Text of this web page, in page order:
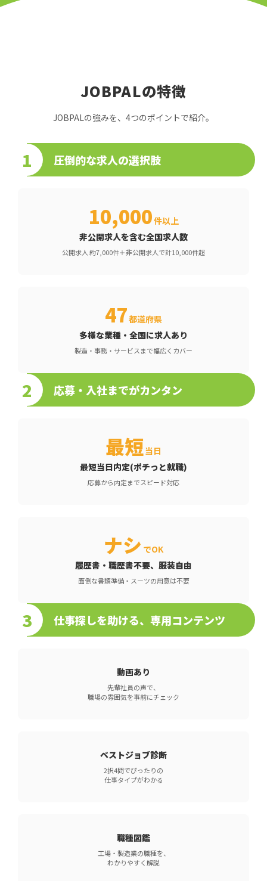
JOBPALの特徴
JOBPALの強みを、4つのポイントで紹介。
1 圧倒的な求人の選択肢
10,000件以上
非公開求人を含む全国求人数
公開求人 約7,000件＋非公開求人で計10,000件超
47都道府県
多様な業種・全国に求人あり
製造・事務・サービスまで幅広くカバー
2 応募・入社までがカンタン
最短当日
最短当日内定(ポチっと就職)
応募から内定までスピード対応
ナシ でOK
履歴書・職歴書不要、服装自由
面倒な書類準備・スーツの用意は不要
3 仕事探しを助ける、専用コンテンツ
動画あり
先輩社員の声で、
職場の雰囲気を事前にチェック
ベストジョブ診断
2択4問でぴったりの
仕事タイプがわかる
職種図鑑
工場・製造業の職種を、
わかりやすく解説